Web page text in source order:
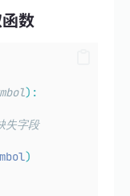
数
):
失字段
)